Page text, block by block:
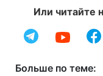
Или читайте
Больше по теме: